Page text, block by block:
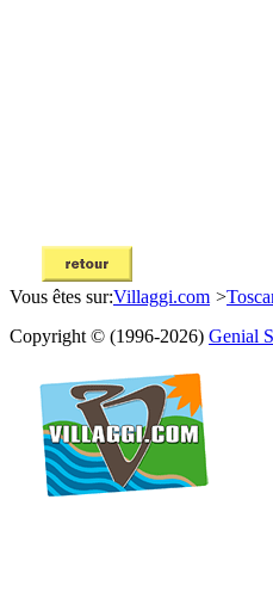
Vous êtes sur:Villaggi.com >
Copyright © (1996-2026) Genial